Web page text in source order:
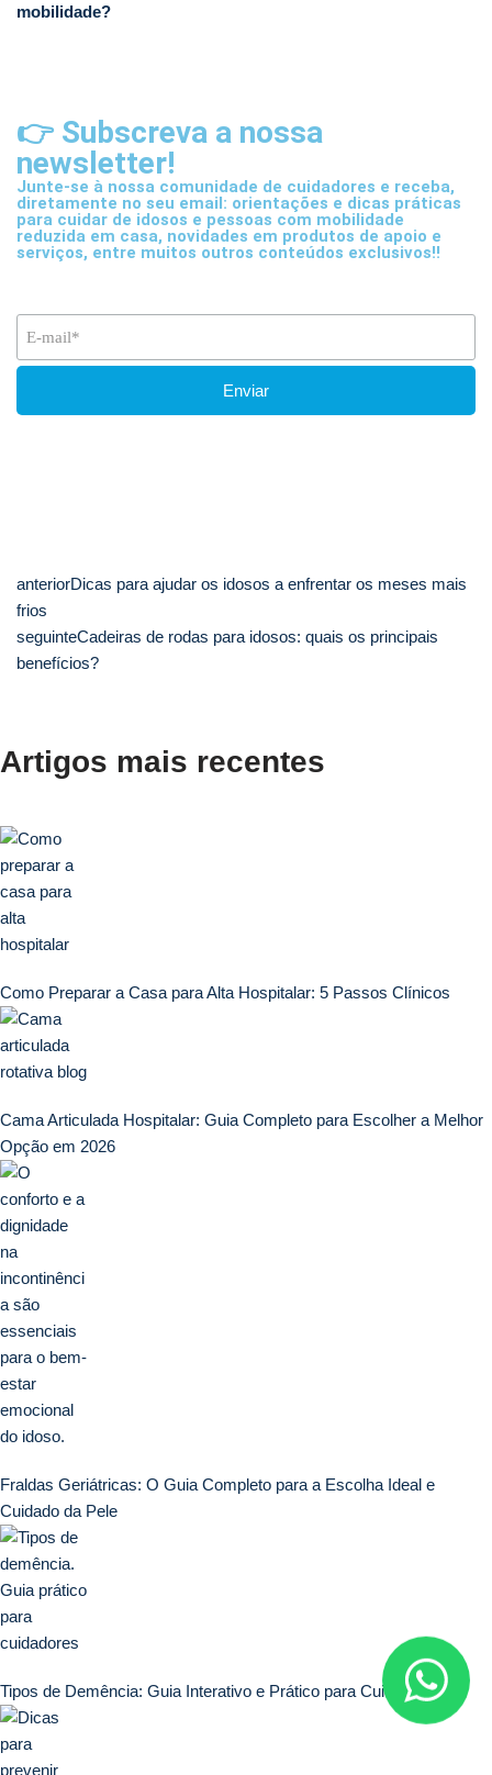
mobilidade?
👉 Subscreva a nossa
newsletter!
Junte-se à nossa comunidade de cuidadores e receba,
diretamente no seu email: orientações e dicas práticas
para cuidar de idosos e pessoas com mobilidade
reduzida em casa, novidades em produtos de apoio e
serviços, entre muitos outros conteúdos exclusivos!!
anteriorDicas para ajudar os idosos a enfrentar os meses mais
frios
seguinteCadeiras de rodas para idosos: quais os principais
benefícios?
Artigos mais recentes
Como Preparar a Casa para Alta Hospitalar: 5 Passos Clínicos
Cama Articulada Hospitalar: Guia Completo para Escolher a Melhor
Opção em 2026
Fraldas Geriátricas: O Guia Completo para a Escolha Ideal e
Cuidado da Pele
Tipos de Demência: Guia Interativo e Prático para Cuidadores